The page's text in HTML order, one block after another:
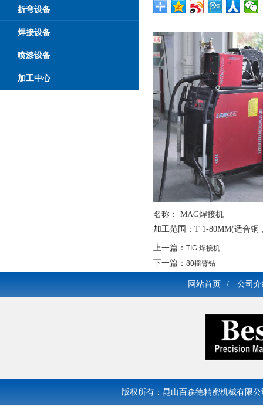
折弯设备
焊接设备
喷漆设备
加工中心
名称： MAG焊接机
加工范围：T 1-80MM(适合
上一篇： TIG 焊接机
下一篇： 80摇臂钻
网站首页 / 公司介
版权所有：昆山百森德精密机械有限